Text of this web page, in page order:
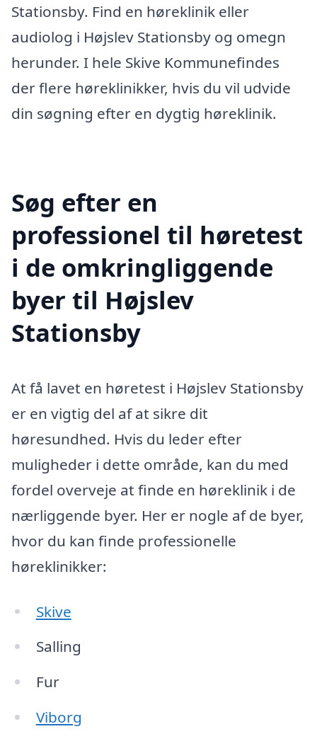
Stationsby. Find en høreklinik eller
audiolog i Højslev Stationsby og omegn
herunder. I hele Skive Kommunefindes
der flere høreklinikker, hvis du vil udvide
din søgning efter en dygtig høreklinik.
Søg efter en
professionel til høretest
i de omkringliggende
byer til Højslev
Stationsby
At få lavet en høretest i Højslev Stationsby
er en vigtig del af at sikre dit
høresundhed. Hvis du leder efter
muligheder i dette område, kan du med
fordel overveje at finde en høreklinik i de
nærliggende byer. Her er nogle af de byer,
hvor du kan finde professionelle
høreklinikker:
Skive
Salling
Fur
Viborg